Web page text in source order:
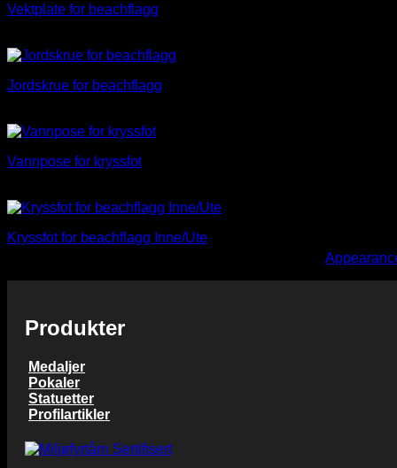
Vektplate for beachflagg
Jordskrue for beachflagg
Vannpose for kryssfot
Kryssfot for beachflagg Inne/Ute
Produkter
Medaljer
Pokaler
Statuetter
Profilartikler